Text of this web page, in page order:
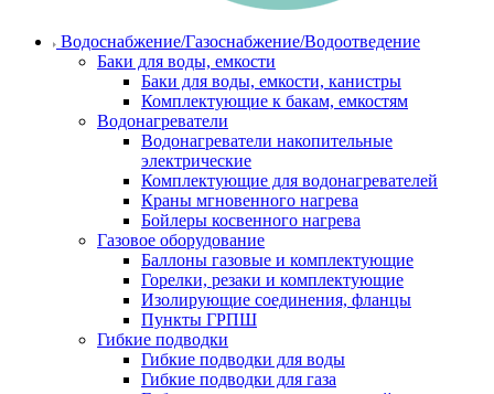
Водоснабжение/Газоснабжение/Водоотведение
Баки для воды, емкости
Баки для воды, емкости, канистры
Комплектующие к бакам, емкостям
Водонагреватели
Водонагреватели накопительные
электрические
Комплектующие для водонагревателей
Краны мгновенного нагрева
Бойлеры косвенного нагрева
Газовое оборудование
Баллоны газовые и комплектующие
Горелки, резаки и комплектующие
Изолирующие соединения, фланцы
Пункты ГРПШ
Гибкие подводки
Гибкие подводки для воды
Гибкие подводки для газа